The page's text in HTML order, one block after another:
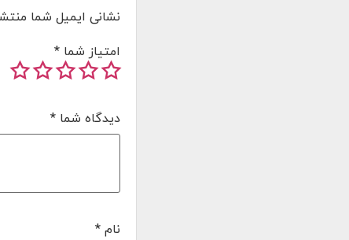
نشانی ایمیل شما
امتیاز شما*
دیدگاه شما*
نام*